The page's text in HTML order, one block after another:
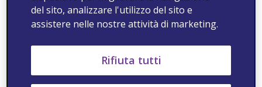
del sito, analizzare l'utilizzo del sito e
assistere nelle nostre attività di marketing.
Rifiuta tutti